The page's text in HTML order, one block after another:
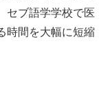
セブ語学学校で医
時間を大幅に短縮